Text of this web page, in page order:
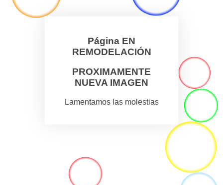
Página EN
REMODELACIÓN
PROXIMAMENTE
NUEVA IMAGEN
Lamentamos las molestias